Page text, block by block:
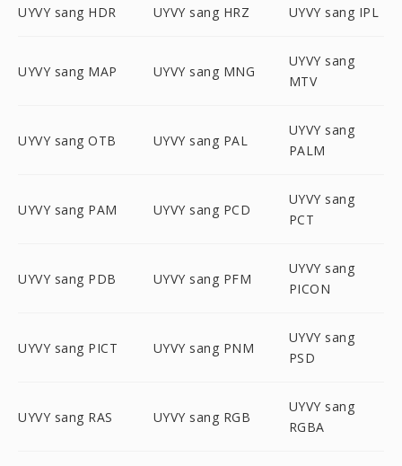
UYVY sang HDR UYVY sang HRZ UYVY sang IPL
UYVY sang MAP UYVY sang MNG
UYVY sang
MTV
UYVY sang OTB UYVY sang PAL
UYVY sang
PALM
UYVY sang PAM UYVY sang PCD
UYVY sang
PCT
UYVY sang PDB UYVY sang PFM
UYVY sang
PICON
UYVY sang PICT UYVY sang PNM
UYVY sang
PSD
UYVY sang RAS UYVY sang RGB
UYVY sang
RGBA